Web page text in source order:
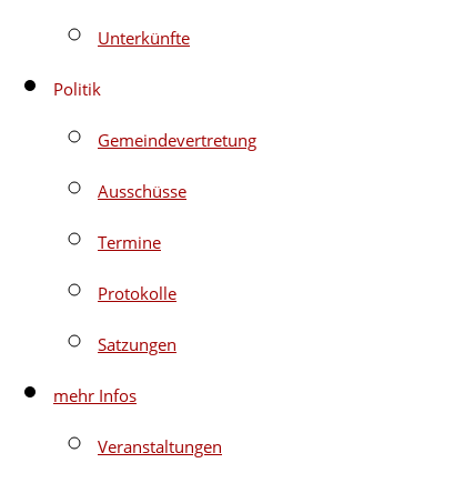
Unterkünfte
Politik
Gemeindevertretung
Ausschüsse
Termine
Protokolle
Satzungen
mehr Infos
Veranstaltungen